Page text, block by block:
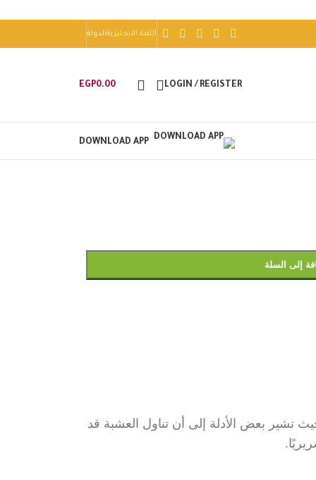
اللغة الانجليزيةالدولة
LOGIN / REGISTER
EGP0.00
DOWNLOAD APP
إلى السلة
تشير بعض الأدلة إلى أن تناول العشبة قد